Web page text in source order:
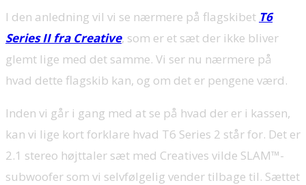
I den anledning vil vi se nærmere på flagskibet T6
Series II fra Creative, som er et sæt der ikke bliver
glemt lige med det samme. Vi ser nu nærmere på
hvad dette flagskib kan, og om det er pengene værd.
Inden vi går i gang med at se på hvad der er i kassen,
kan vi lige kort forklare hvad T6 Series 2 står for. Det er
2.1 stereo højttaler sæt med Creatives vilde SLAM™-
subwoofer som vi selvfølgelig vender tilbage til. Sættet